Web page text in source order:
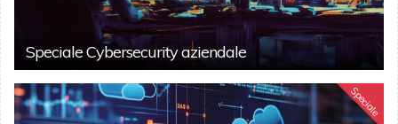
Speciale Cybersecurity aziendale
Speciale